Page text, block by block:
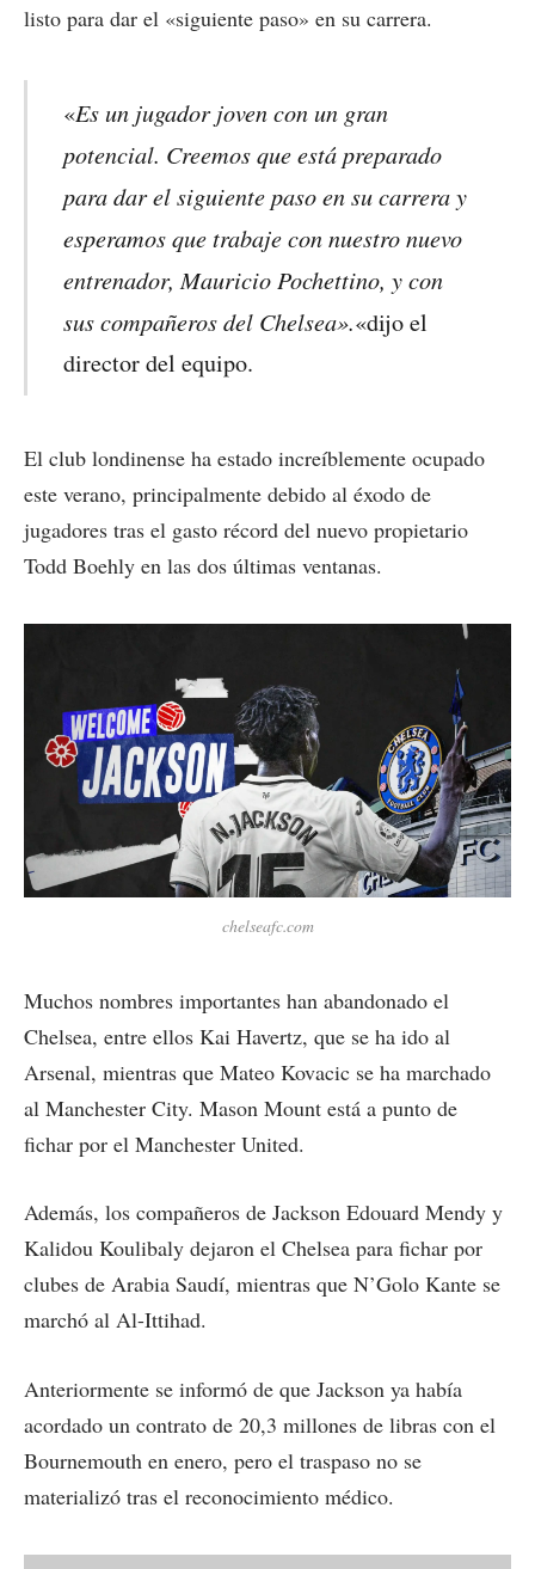
listo para dar el «siguiente paso» en su carrera.
«Es un jugador joven con un gran
potencial. Creemos que está preparado
para dar el siguiente paso en su carrera y
esperamos que trabaje con nuestro nuevo
entrenador, Mauricio Pochettino, y con
sus compañeros del Chelsea».«dijo el
director del equipo.
El club londinense ha estado increíblemente ocupado
este verano, principalmente debido al éxodo de
jugadores tras el gasto récord del nuevo propietario
Todd Boehly en las dos últimas ventanas.
chelseafc.com
Muchos nombres importantes han abandonado el
Chelsea, entre ellos Kai Havertz, que se ha ido al
Arsenal, mientras que Mateo Kovacic se ha marchado
al Manchester City. Mason Mount está a punto de
fichar por el Manchester United.
Además, los compañeros de Jackson Edouard Mendy y
Kalidou Koulibaly dejaron el Chelsea para fichar por
clubes de Arabia Saudí, mientras que N’Golo Kante se
marchó al Al-Ittihad.
Anteriormente se informó de que Jackson ya había
acordado un contrato de 20,3 millones de libras con el
Bournemouth en enero, pero el traspaso no se
materializó tras el reconocimiento médico.